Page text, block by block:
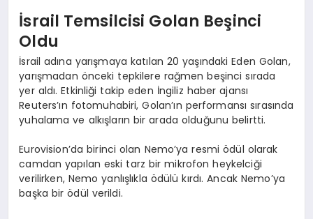
İsrail Temsilcisi Golan Beşinci
Oldu
İsrail adına yarışmaya katılan 20 yaşındaki Eden Golan,
yarışmadan önceki tepkilere rağmen beşinci sırada
yer aldı. Etkinliği takip eden İngiliz haber ajansı
Reuters’ın fotomuhabiri, Golan’ın performansı sırasında
yuhalama ve alkışların bir arada olduğunu belirtti.
Eurovision’da birinci olan Nemo’ya resmi ödül olarak
camdan yapılan eski tarz bir mikrofon heykelciği
verilirken, Nemo yanlışlıkla ödülü kırdı. Ancak Nemo’ya
başka bir ödül verildi.